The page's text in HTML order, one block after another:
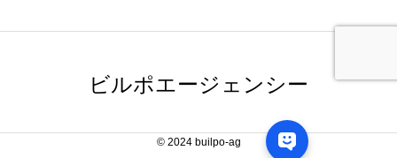
ビルポエージェンシー
© 2024 builpo-ag